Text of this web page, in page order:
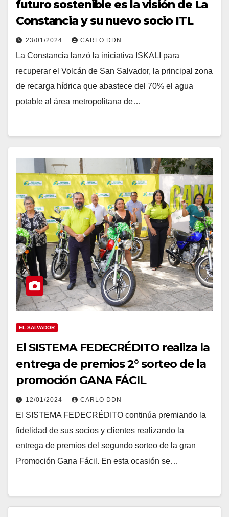
futuro sostenible es la visión de La
Constancia y su nuevo socio ITL
23/01/2024 CARLO DDN
La Constancia lanzó la iniciativa ISKALI para
recuperar el Volcán de San Salvador, la principal zona
de recarga hídrica que abastece del 70% el agua
potable al área metropolitana de…
EL SALVADOR
El SISTEMA FEDECRÉDITO realiza la
entrega de premios 2° sorteo de la
promoción GANA FÁCIL
12/01/2024 CARLO DDN
El SISTEMA FEDECRÉDITO continúa premiando la
fidelidad de sus socios y clientes realizando la
entrega de premios del segundo sorteo de la gran
Promoción Gana Fácil. En esta ocasión se…